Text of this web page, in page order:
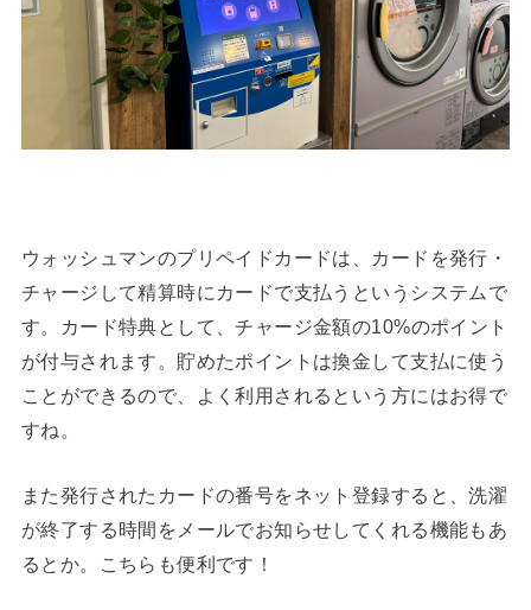
ウォッシュマンのプリペイドカードは、カードを発行・
チャージして精算時にカードで支払うというシステムで
す。カード特典として、チャージ金額の10%のポイント
が付与されます。貯めたポイントは換金して支払に使う
ことができるので、よく利用されるという方にはお得で
すね。
また発行されたカードの番号をネット登録すると、洗濯
が終了する時間をメールでお知らせしてくれる機能もあ
るとか。こちらも便利です！